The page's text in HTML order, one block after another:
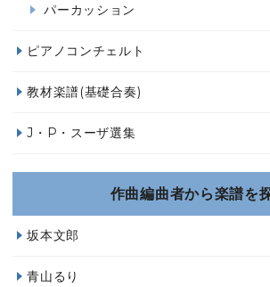
パーカッション
ピアノコンチェルト
教材楽譜(基礎合奏)
J・P・スーザ選集
作曲編曲者から楽譜を
坂本文郎
青山るり